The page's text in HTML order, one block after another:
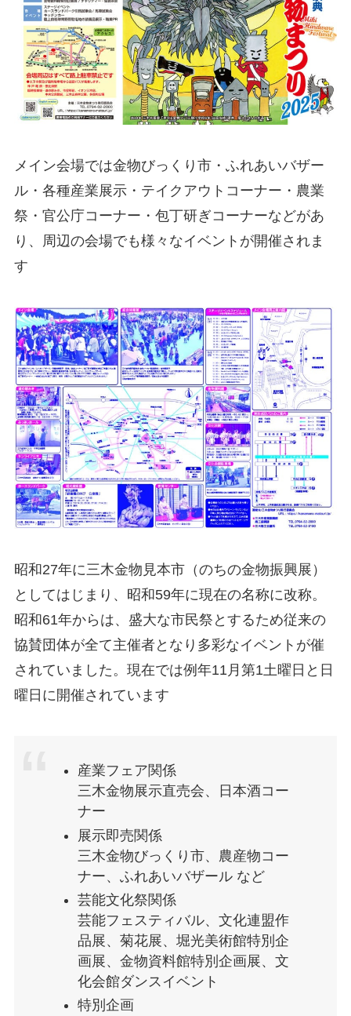
メイン会場では金物びっくり市・ふれあいバザー
ル・各種産業展示・テイクアウトコーナー・農業
祭・官公庁コーナー・包丁研ぎコーナーなどがあ
り、周辺の会場でも様々なイベントが開催されま
す
昭和27年に三木金物見本市（のちの金物振興展）
としてはじまり、昭和59年に現在の名称に改称。
昭和61年からは、盛大な市民祭とするため従来の
協賛団体が全て主催者となり多彩なイベントが催
されていました。現在では例年11月第1土曜日と日
曜日に開催されています
産業フェア関係
​三木金物展示直売会、日本酒コー
ナー
展示即売関係
三木金物びっくり市、農産物コー
ナー、ふれあいバザール など
芸能文化祭関係
芸能フェスティバル、文化連盟作
品展、菊花展、堀光美術館特別企
画展、金物資料館特別企画展、文
化会館ダンスイベント
特別企画